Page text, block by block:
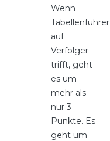
Wenn
Tabellenführer
auf
Verfolger
trifft, geht
es um
mehr als
nur 3
Punkte. Es
geht um